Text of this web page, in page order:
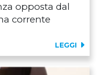
opposta dal
corrente
LEGGI